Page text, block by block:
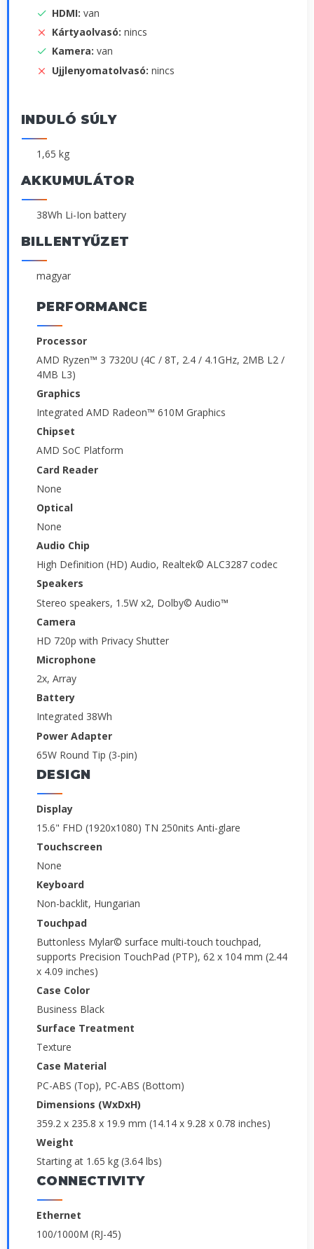
HDMI: van
Kártyaolvasó: nincs
Kamera: van
Ujjlenyomatolvasó: nincs
INDULÓ SÚLY
1,65 kg
AKKUMULÁTOR
38Wh Li-Ion battery
BILLENTYŰZET
magyar
PERFORMANCE
Processor
AMD Ryzen™ 3 7320U (4C / 8T, 2.4 / 4.1GHz, 2MB L2 /
4MB L3)
Graphics
Integrated AMD Radeon™ 610M Graphics
Chipset
AMD SoC Platform
Card Reader
None
Optical
None
Audio Chip
High Definition (HD) Audio, Realtek© ALC3287 codec
Speakers
Stereo speakers, 1.5W x2, Dolby© Audio™
Camera
HD 720p with Privacy Shutter
Microphone
2x, Array
Battery
Integrated 38Wh
Power Adapter
65W Round Tip (3-pin)
DESIGN
Display
15.6" FHD (1920x1080) TN 250nits Anti-glare
Touchscreen
None
Keyboard
Non-backlit, Hungarian
Touchpad
Buttonless Mylar© surface multi-touch touchpad,
supports Precision TouchPad (PTP), 62 x 104 mm (2.44
x 4.09 inches)
Case Color
Business Black
Surface Treatment
Texture
Case Material
PC-ABS (Top), PC-ABS (Bottom)
Dimensions (WxDxH)
359.2 x 235.8 x 19.9 mm (14.14 x 9.28 x 0.78 inches)
Weight
Starting at 1.65 kg (3.64 lbs)
CONNECTIVITY
Ethernet
100/1000M (RJ-45)